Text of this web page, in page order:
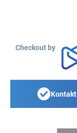
Checkout by
Kontakt